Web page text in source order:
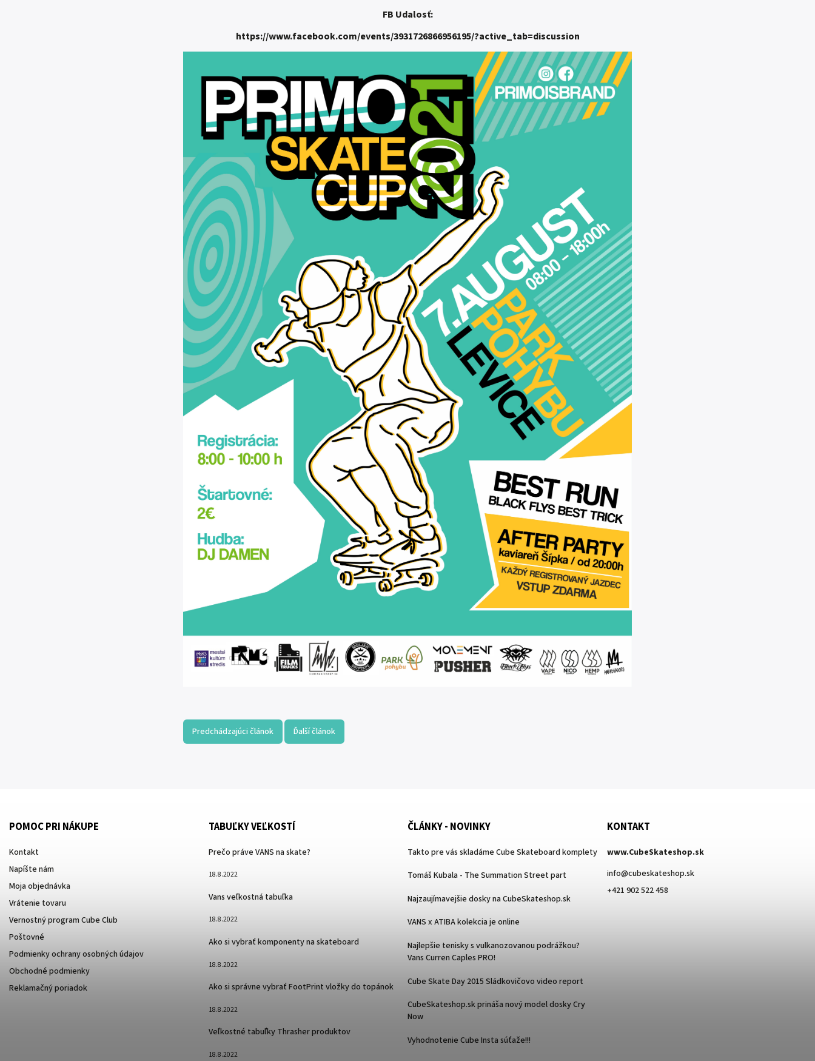
FB Udalosť:
https://www.facebook.com/events/3931726866956195/?active_tab=discussion
Predchádzajúci článok Ďalší článok
POMOC PRI NÁKUPE
Kontakt
Napíšte nám
Moja objednávka
Vrátenie tovaru
Vernostný program Cube Club
Poštovné
Podmienky ochrany osobných údajov
Obchodné podmienky
Reklamačný poriadok
TABUĽKY VEĽKOSTÍ
Prečo práve VANS na skate?
18.8.2022
Vans veľkostná tabuľka
18.8.2022
Ako si vybrať komponenty na skateboard
18.8.2022
Ako si správne vybrať FootPrint vložky do topánok
18.8.2022
Veľkostné tabuľky Thrasher produktov
18.8.2022
ČLÁNKY - NOVINKY
Takto pre vás skladáme Cube Skateboard komplety
Tomáš Kubala - The Summation Street part
Najzaujímavejšie dosky na CubeSkateshop.sk
VANS x ATIBA kolekcia je online
Najlepšie tenisky s vulkanozovanou podrážkou?
Vans Curren Caples PRO!
Cube Skate Day 2015 Sládkovičovo video report
CubeSkateshop.sk prináša nový model dosky Cry
Now
Vyhodnotenie Cube Insta súťaže!!!
KONTAKT
www.CubeSkateshop.sk
info@cubeskateshop.sk
+421 902 522 458